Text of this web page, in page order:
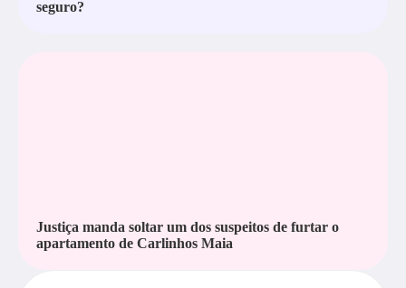
seguro?
Justiça manda soltar um dos suspeitos de furtar o
apartamento de Carlinhos Maia